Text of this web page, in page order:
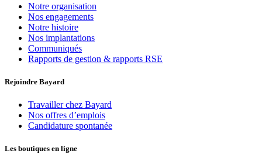
Notre organisation
Nos engagements
Notre histoire
Nos implantations
Communiqués
Rapports de gestion & rapports RSE
Rejoindre Bayard
Travailler chez Bayard
Nos offres d’emplois
Candidature spontanée
Les boutiques en ligne